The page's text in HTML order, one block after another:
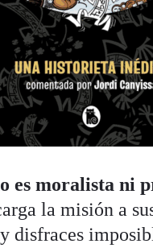
es moralista ni
la misión a
disfraces